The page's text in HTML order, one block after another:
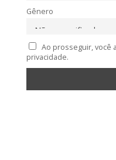
Gênero
Ao prosseguir, você
privacidade.